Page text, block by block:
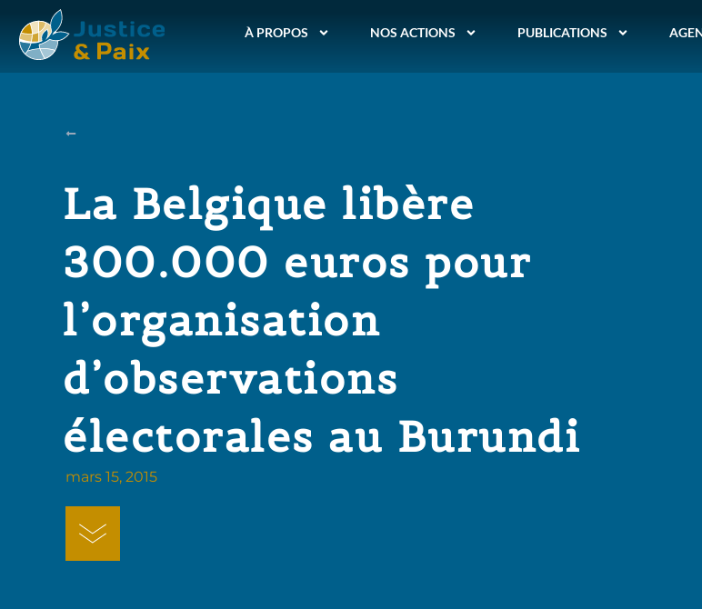
À PROPOS NOS ACTIONS PUBLICATIONS
La Belgique libère
300.000 euros pour
l’organisation
d’observations
électorales au Burundi
mars 15, 2015